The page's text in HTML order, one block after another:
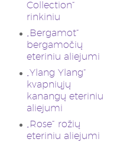
Collection“
rinkiniu
„Bergamot“
bergamočių
eteriniu aliejumi
„Ylang Ylang“
kvapniųjų
kanangų eteriniu
aliejumi
„Rose“ rožių
eteriniu aliejumi